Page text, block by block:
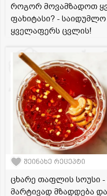
როგორ მოვამზადოთ
ფახიტასი? -
ყველაფერს ცვლის!
შეინახე რეცეპტი
ცხარე თაფლის სოუსი
მარტივად მზადდება